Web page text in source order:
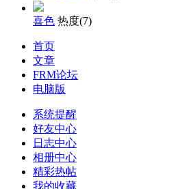
喜色 热度(7)
首页
文章
FRM论坛
电脑版
系统提醒
好友中心
日志中心
相册中心
精彩热帖
我的收藏